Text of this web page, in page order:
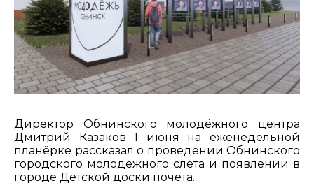
Директор Обнинского молодёжного центра
Дмитрий Казаков 1 июня на еженедельной
планёрке рассказал о проведении Обнинского
городского молодёжного слёта и появлении в
городе Детской доски почёта.